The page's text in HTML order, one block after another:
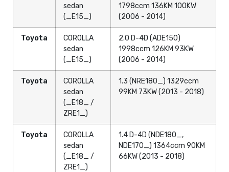
sedan
(_E15_)
1798ccm 136KM 100KW
(2006 - 2014)
Toyota
COROLLA
sedan
(_E15_)
2.0 D-4D (ADE150)
1998ccm 126KM 93KW
(2006 - 2014)
Toyota
COROLLA
sedan
(_E18_ /
ZRE1_)
1.3 (NRE180_) 1329ccm
99KM 73KW (2013 - 2018)
Toyota
COROLLA
sedan
(_E18_ /
ZRE1_)
1.4 D-4D (NDE180_,
NDE170_) 1364ccm 90KM
66KW (2013 - 2018)